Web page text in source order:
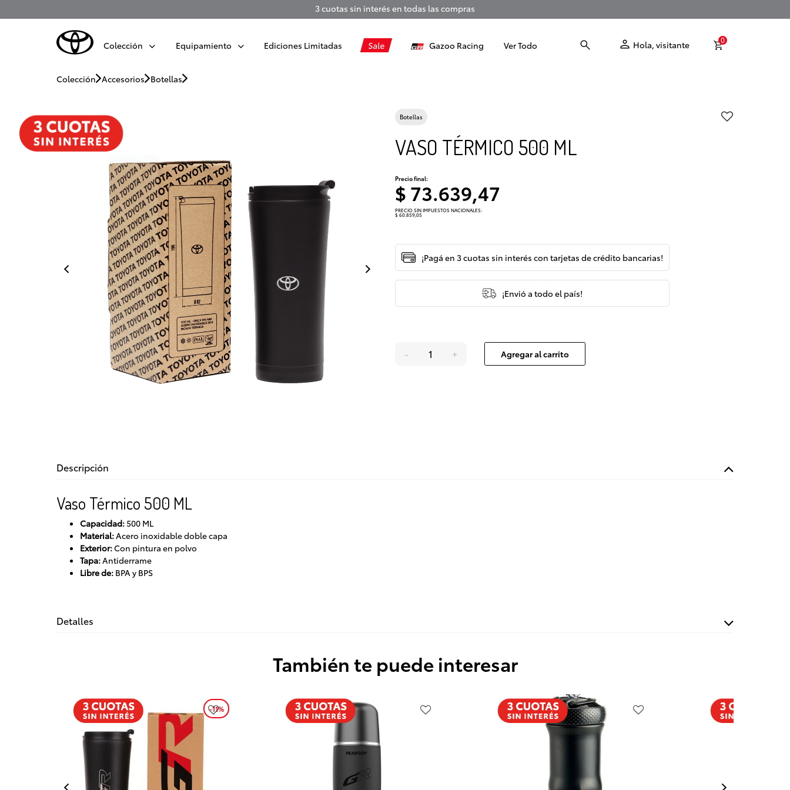
3 cuotas sin interés en todas las compras
Colección Equipamiento Ediciones Limitadas Sale Gazoo Racing Ver Todo Hola, visitante 0
Colección Accesorios Botellas
Botellas
VASO TÉRMICO 500 ML
Precio final:
$ 73.639,47
PRECIO SIN IMPUESTOS NACIONALES:
$ 60.859,05
- + Agregar al carrito
¡Pagá en 3 cuotas sin interés con tarjetas de crédito bancarias!
¡Envió a todo el país!
Descripción
Vaso Térmico 500 ML
Capacidad:500 ML
Material:Acero inoxidable doble capa
Exterior:Con pintura en polvo
Tapa:Antiderrame
Libre de: BPA y BPS
Detalles
También te puede interesar
-11%